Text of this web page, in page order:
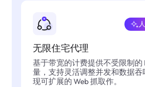
无限住宅代理
基于带宽的计费提供不受限制的
量，支持灵活调整并发和数据吞
现可扩展的 Web 抓取作。